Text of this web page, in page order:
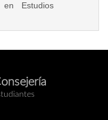
Estudios